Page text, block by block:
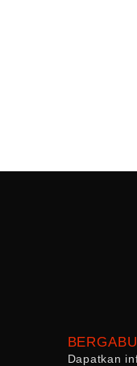
Dapatkan